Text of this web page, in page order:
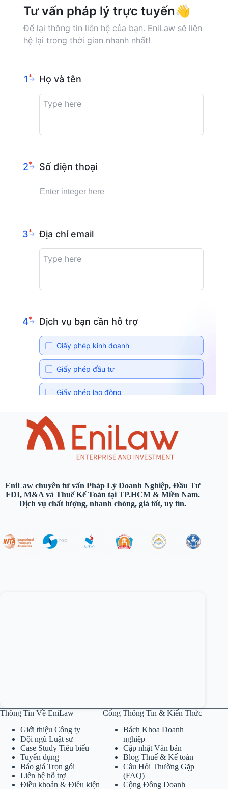
EniLaw chuyên tư vấn Pháp Lý Doanh Nghiệp, Đầu Tư
FDI, M&A và Thuế Kế Toán tại TP.HCM & Miền Nam.
Dịch vụ chất lượng, nhanh chóng, giá tốt, uy tín.
Thông Tin Về EniLaw
Giới thiệu Công ty
Đội ngũ Luật sư
Case Study Tiêu biểu
Tuyển dụng
Báo giá Trọn gói
Liên hệ hỗ trợ
Điều khoản & Điều kiện
Cổng Thông Tin & Kiến Thức
Bách Khoa Doanh
nghiệp
Cập nhật Văn bản
Blog Thuế & Kế toán
Câu Hỏi Thường Gặp
(FAQ)
Cộng Đồng Doanh